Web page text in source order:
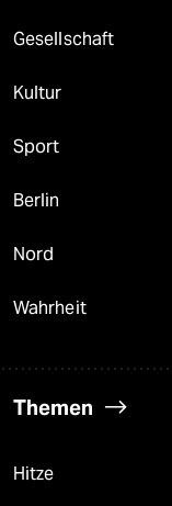
Gesellschaft
Kultur
Sport
Berlin
Nord
Wahrheit
Themen
Hitze